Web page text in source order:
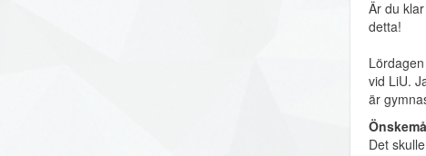
Är du
detta!
vid LiU.
är
Det